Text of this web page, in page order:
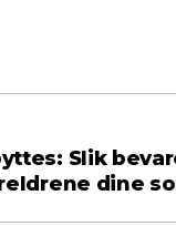
Slik
dine